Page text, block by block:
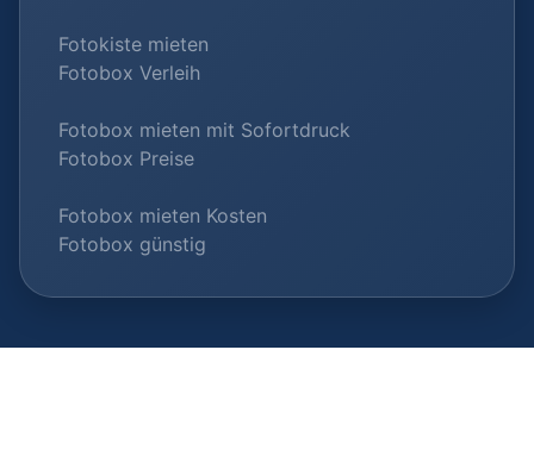
Fotokiste mieten
Fotobox Verleih
Fotobox mieten mit Sofortdruck
Fotobox Preise
Fotobox mieten Kosten
Fotobox günstig